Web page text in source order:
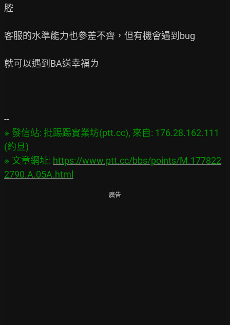
腔
客服的水準能力也參差不齊，但有機會遇到bug
就可以遇到BA送幸福ㄌ
※ 發信站: 批踢踢實業坊(ptt.cc), 來自: 176.28.162.111
(約旦)
※ 文章網址: https://www.ptt.cc/bbs/points/M.177822
2790.A.05A.html
廣告